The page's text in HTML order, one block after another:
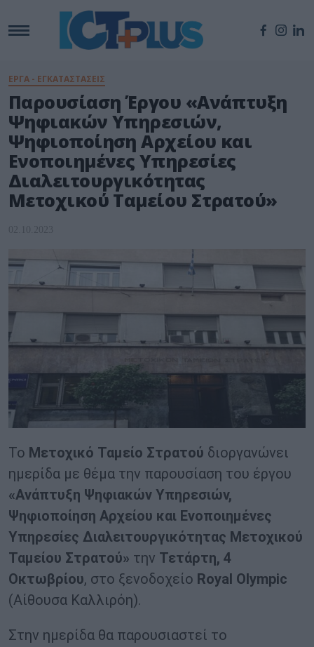
ΕΡΓΑ - ΕΓΚΑΤΑΣΤΑΣΕΙΣ
Παρουσίαση Έργου «Ανάπτυξη
Ψηφιακών Υπηρεσιών,
Ψηφιοποίηση Αρχείου και
Ενοποιημένες Υπηρεσίες
Διαλειτουργικότητας
Μετοχικού Ταμείου Στρατού»
02.10.2023
Το Μετοχικό Ταμείο Στρατού διοργανώνει
ημερίδα με θέμα την παρουσίαση του έργου
«Ανάπτυξη Ψηφιακών Υπηρεσιών,
Ψηφιοποίηση Αρχείου και Ενοποιημένες
Υπηρεσίες Διαλειτουργικότητας Μετοχικού
Ταμείου Στρατού» την Τετάρτη, 4
Οκτωβρίου, στο ξενοδοχείο Royal Olympic
(Αίθουσα Καλλιρόη).
Στην ημερίδα θα παρουσιαστεί το